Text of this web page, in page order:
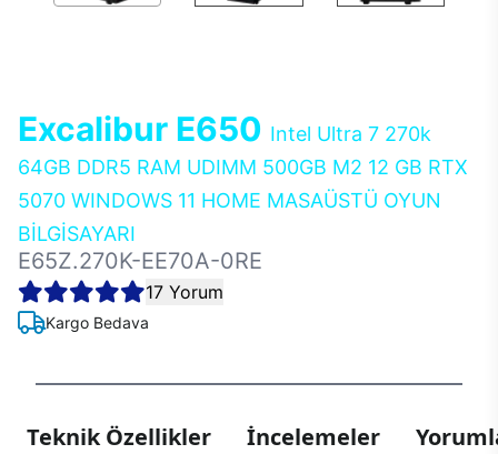
Excalibur E650 Intel Ultra 7 270k
64GB DDR5 RAM UDIMM 500GB M2 12 GB RTX
5070 WINDOWS 11 HOME MASAÜSTÜ OYUN
BİLGİSAYARI
E65Z.270K-EE70A-0RE
17 Yorum
Kargo Bedava
Teknik Özellikler İncelemeler